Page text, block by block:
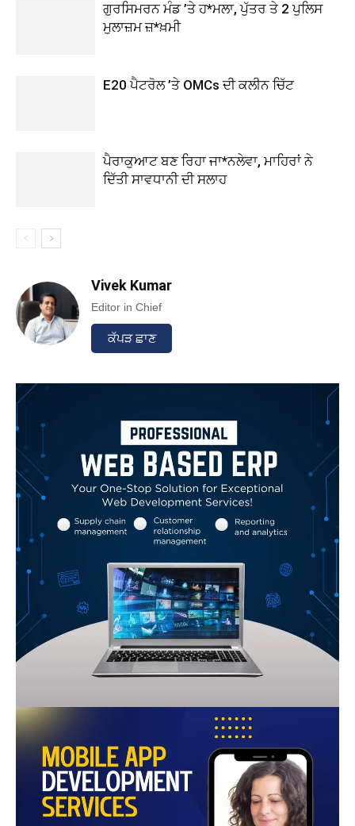
ਗੁਰਸਿਮਰਨ ਮੰਡ ’ਤੇ ਹ*ਮਲਾ, ਪੁੱਤਰ ਤੇ 2 ਪੁਲਿਸ
ਮੁਲਾਜ਼ਮ ਜ਼*ਖ਼ਮੀ
E20 ਪੈਟਰੋਲ ’ਤੇ OMCs ਦੀ ਕਲੀਨ ਚਿੱਟ
ਪੈਰਾਕੁਆਟ ਬਣ ਰਿਹਾ ਜਾ*ਨਲੇਵਾ, ਮਾਹਿਰਾਂ ਨੇ
ਦਿੱਤੀ ਸਾਵਧਾਨੀ ਦੀ ਸਲਾਹ
Vivek Kumar
Editor in Chief
ਕੱਪੜ ਛਾਣ